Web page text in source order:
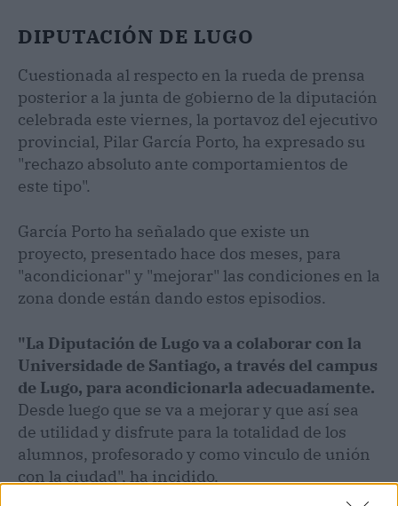
DIPUTACIÓN DE LUGO
Cuestionada al respecto en la rueda de prensa
posterior a la junta de gobierno de la diputación
celebrada este viernes, la portavoz del ejecutivo
provincial, Pilar García Porto, ha expresado su
"rechazo absoluto ante comportamientos de
este tipo".
García Porto ha señalado que existe un
proyecto, presentado hace dos meses, para
"acondicionar" y "mejorar" las condiciones en la
zona donde están dando estos episodios.
"La Diputación de Lugo va a colaborar con la
Universidade de Santiago, a través del campus
de Lugo, para acondicionarla adecuadamente.
Desde luego que se va a mejorar y que así sea
de utilidad y disfrute para la totalidad de los
alumnos, profesorado y como vinculo de unión
con la ciudad", ha incidido.